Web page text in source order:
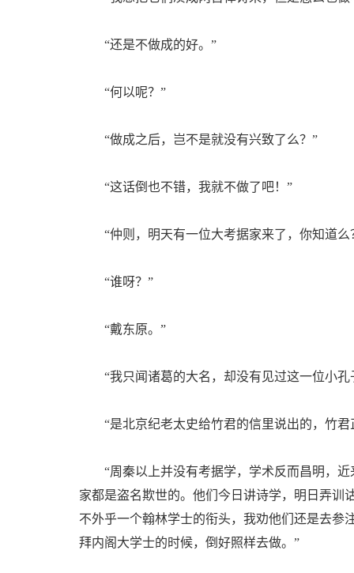
“还是不做成的好。”
“何以呢？”
“做成之后，岂不是就没有兴致了么？”
“这话倒也不错，我就不做了吧！”
“仲则，明天有一位大考据家来了，你知道么
“谁呀？”
“戴东原。”
“我只闻诸葛的大名，却没有见过这一位小孔
“是北京纪老太史给竹君的信里说出的，竹君
“周秦以上并没有考据学，学术反而昌明，近
家都是盗名欺世的。他们今日讲诗学，明日弄训
不外乎一个翰林学士的衔头，我劝他们还是去参
拜内阁大学士的时候，倒好照样去做。”